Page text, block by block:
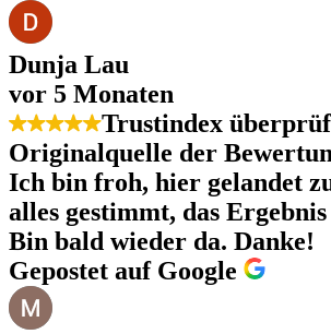
Dunja Lau
vor 5 Monaten
Trustindex
Originalquelle der
Ich bin froh, hier gelandet
alles gestimmt, das
Bin bald wieder da. Danke!
Gepostet auf Google